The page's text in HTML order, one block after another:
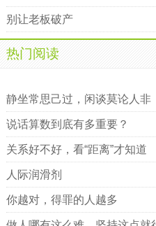
别让老板破产
热门阅读
静坐常思己过，闲谈莫论人非
说话算数到底有多重要？
关系好不好，看“距离”才知道
人际润滑剂
你越对，得罪的人越多